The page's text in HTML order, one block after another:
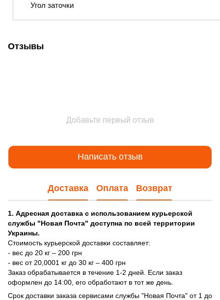
Угол заточки
Отзывы
Добавьте первый отзыв
Написать отзыв
Доставка Оплата Возврат
1. Адресная доставка с использованием курьерской
службы "Новая Почта" доступна по всей территории
Украины.
Стоимость курьерской доставки составляет:
- вес до 20 кг – 200 грн
- вес от 20,0001 кг до 30 кг – 400 грн
Заказ обрабатывается в течение 1-2 дней. Если заказ
оформлен до 14:00, его обработают в тот же день.
Срок доставки заказа сервисами службы "Новая Почта" от 1 до